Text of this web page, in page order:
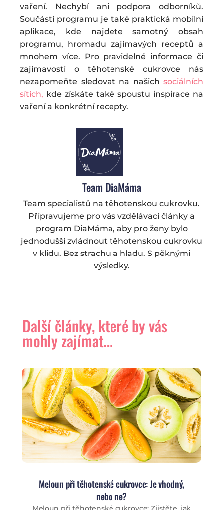
vaření. Nechybí ani podpora odborníků.
Součástí programu je také praktická mobilní
aplikace, kde najdete samotný obsah
programu, hromadu zajímavých receptů a
mnohem více. Pro pravidelné informace či
zajímavosti o těhotenské cukrovce nás
nezapomeňte sledovat na našich sociálních
sítích, kde získáte také spoustu inspirace na
vaření a konkrétní recepty.
Team DiaMáma
Team specialistů na těhotenskou cukrovku.
Připravujeme pro vás vzdělávací články a
program DiaMáma, aby pro ženy bylo
jednodušší zvládnout těhotenskou cukrovku
v klidu. Bez strachu a hladu. S pěknými
výsledky.
Další články, které by vás
mohly zajímat…
Meloun při těhotenské cukrovce: Je vhodný,
nebo ne?
Meloun při těhotenské cukrovce: Zjistěte, jak